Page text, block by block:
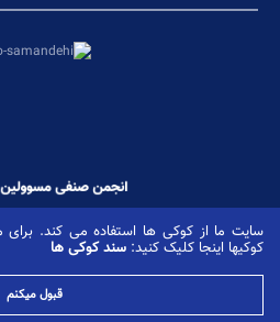
سایت ما از کوکی ها استفاده می کند. برای
کوکیها اینجا کلیک کنید:سند کوکی ها
قبول میکنم